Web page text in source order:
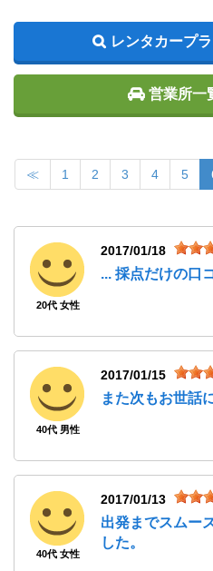
レンタカープ
営業所一
≪ 1 2 3 4 5
20代 女性
2017/01/18
... 採点だけの口
40代 男性
2017/01/15
また次もお世話
40代 女性
2017/01/13
出発までスムー
した。